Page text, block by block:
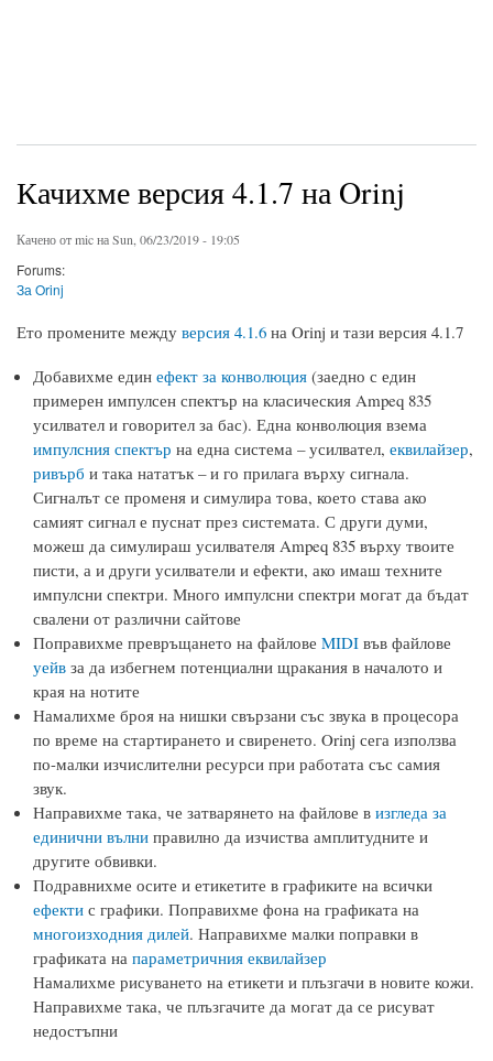
Качихме версия 4.1.7 на Orinj
Качено отmicна Sun, 06/23/2019 - 19:05
Forums:
За Orinj
Ето промените между версия 4.1.6 на Orinj и тази версия 4.1.7
Добавихме един ефект за конволюция (заедно с един
примерен импулсен спектър на класическия Ampeq 835
усилвател и говорител за бас). Една конволюция взема
импулсния спектър на една система – усилвател, еквилайзер,
ривърб и така нататък – и го прилага върху сигнала.
Сигналът се променя и симулира това, което става ако
самият сигнал е пуснат през системата. С други думи,
можеш да симулираш усилвателя Ampeq 835 върху твоите
писти, а и други усилватели и ефекти, ако имаш техните
импулсни спектри. Много импулсни спектри могат да бъдат
свалени от различни сайтове
Поправихме превръщането на файлове MIDI във файлове
уейв за да избегнем потенциални щракания в началото и
края на нотите
Намалихме броя на нишки свързани със звука в процесора
по време на стартирането и свиренето. Orinj сега използва
по-малки изчислителни ресурси при работата със самия
звук.
Направихме така, че затварянето на файлове в изгледа за
единични вълни правилно да изчиства амплитудните и
другите обвивки.
Подравнихме осите и етикетите в графиките на всички
ефекти с графики. Поправихме фона на графиката на
многоизходния дилей. Направихме малки поправки в
графиката на параметричния еквилайзер
Намалихме рисуването на етикети и плъзгачи в новите кожи.
Направихме така, че плъзгачите да могат да се рисуват
недостъпни